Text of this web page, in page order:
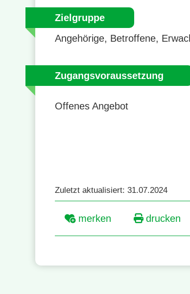
Zielgruppe
Angehörige, Betroffene,
Zugangsvoraussetzung
Offenes Angebot
Zuletzt aktualisiert: 31.07.2024
merken drucken